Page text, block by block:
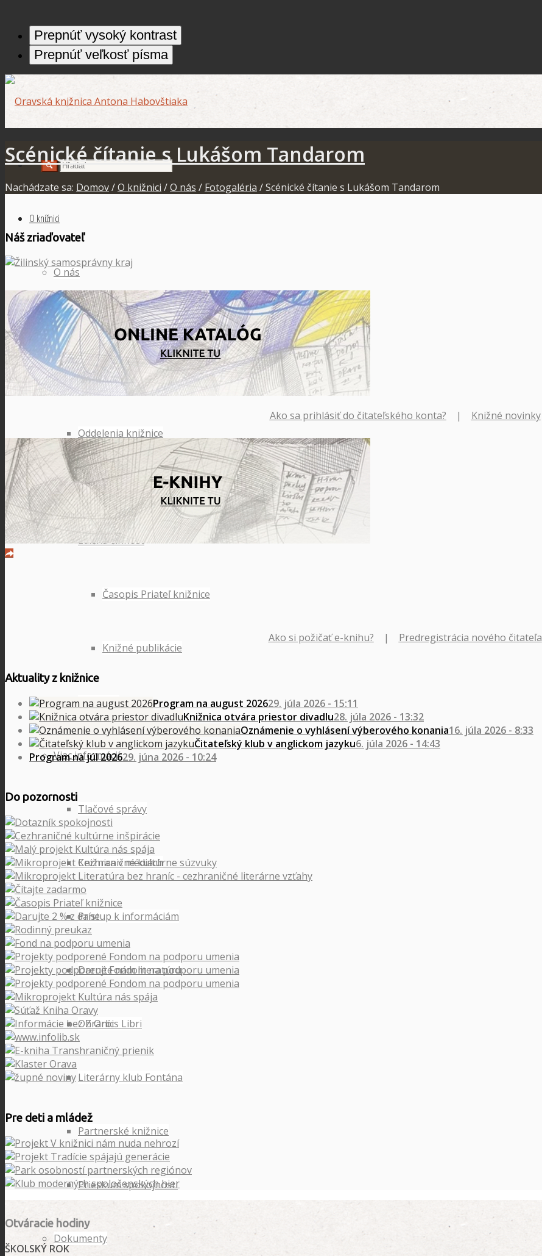
Prepnúť vysoký kontrast
Prepnúť veľkosť písma
O knižnici
O nás
História knižnice
Otváracie hodiny
Oddelenia knižnice
Fotogaléria
Edičná činnosť
Časopis Priateľ knižnice
Knižné publikácie
Kontakty
Viac informácií
Tlačové správy
Knižnica v médiách
Prístup k informáciám
Darujte nám literatúru
OZ Orbis Libri
Literárny klub Fontána
Partnerské knižnice
Prieskum spokojnosti
Dokumenty
Scénické čítanie s Lukášom Tandarom
Nachádzate sa: Domov/O knižnici /O nás / Fotogaléria /Scénické čítanie s Lukášom Tandarom
Náš zriaďovateľ
Ako sa prihlásiť do čitateľského konta? | Knižné novinky
Ako si požičať e-knihu? | Predregistrácia nového čitateľa
Aktuality z knižnice
Program na august 202629. júla 2026 - 15:11
Knižnica otvára priestor divadlu28. júla 2026 - 13:32
Oznámenie o vyhlásení výberového konania16. júla 2026 - 8:33
Čitateľský klub v anglickom jazyku6. júla 2026 - 14:43
Program na júl 202629. júna 2026 - 10:24
Do pozornosti
Pre deti a mládež
Otváracie hodiny
ŠKOLSKÝ ROK